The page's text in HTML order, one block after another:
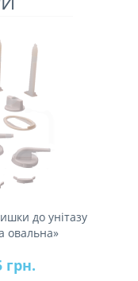
до унітазу
овальна»
грн.